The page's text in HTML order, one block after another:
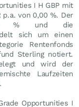
I H GBP mit
p.a. von 0,00 %. Der
% und die
sich um einen
Rentenfonds
Sterling notiert.
und wird der
Laufzeiten
Opportunities I